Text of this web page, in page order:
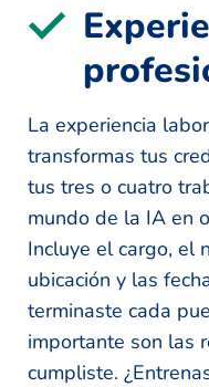
La experiencia
transformas tus
tus tres o cuatro
mundo de la IA en
Incluye el cargo, el
ubicación y las
terminaste cada
importante son las
cumpliste.